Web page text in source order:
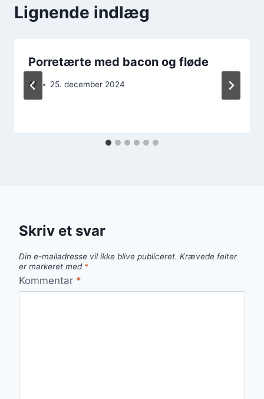
Lignende indlæg
Porretærte med bacon og fløde
Af 25. december 2024
Skriv et svar
Din e-mailadresse vil ikke blive publiceret. Krævede felter
er markeret med *
Kommentar *